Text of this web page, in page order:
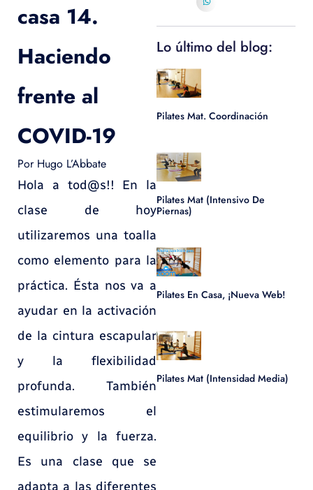
casa 14.
Haciendo
frente al
COVID-19
Por Hugo L’Abbate
Hola a tod@s!! En la
clase de hoy
utilizaremos una toalla
como elemento para la
práctica. Ésta nos va a
ayudar en la activación
de la cintura escapular
y la flexibilidad
profunda. También
estimularemos el
equilibrio y la fuerza.
Es una clase que se
adapta a las diferentes
Lo último del blog:
Pilates Mat. Coordinación
Pilates Mat (Intensivo De
Piernas)
Pilates En Casa, ¡nueva Web!
Pilates Mat (Intensidad Media)